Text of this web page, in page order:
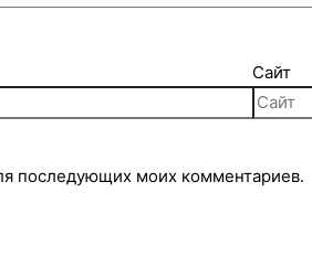
Сайт
последующих моих комментариев.